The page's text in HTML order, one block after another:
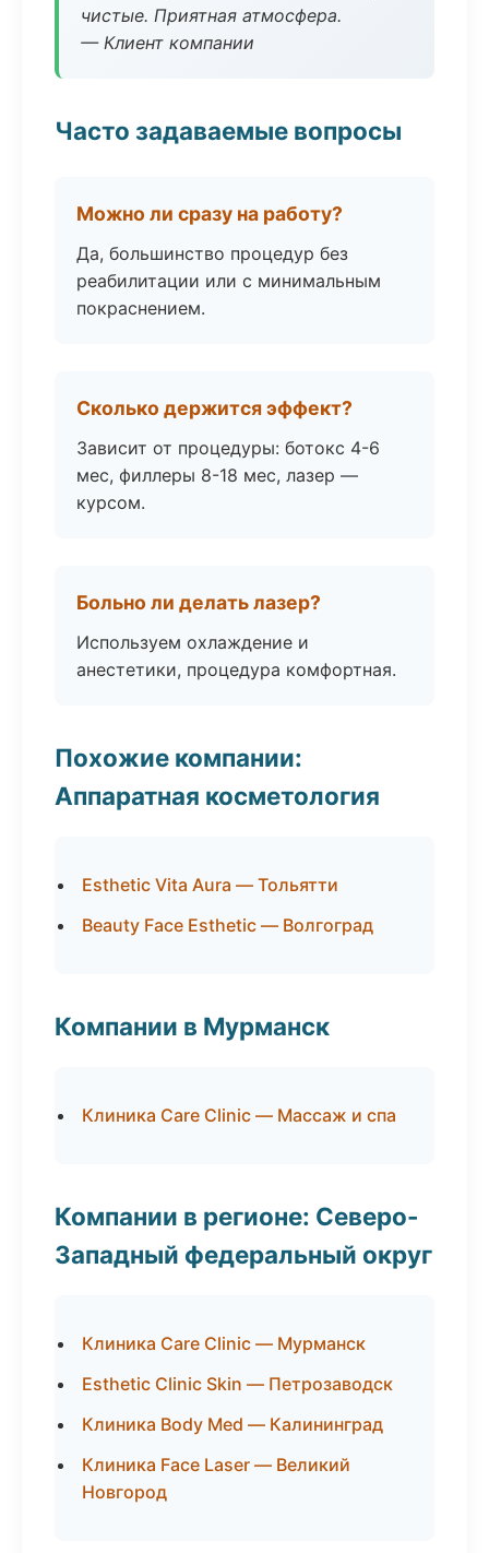
чистые. Приятная атмосфера.
— Клиент компании
Часто задаваемые вопросы
Можно ли сразу на работу?
Да, большинство процедур без
реабилитации или с минимальным
покраснением.
Сколько держится эффект?
Зависит от процедуры: ботокс 4-6
мес, филлеры 8-18 мес, лазер —
курсом.
Больно ли делать лазер?
Используем охлаждение и
анестетики, процедура комфортная.
Похожие компании:
Аппаратная косметология
Esthetic Vita Aura — Тольятти
Beauty Face Esthetic — Волгоград
Компании в Мурманск
Клиника Care Clinic — Массаж и спа
Компании в регионе: Северо-
Западный федеральный округ
Клиника Care Clinic — Мурманск
Esthetic Clinic Skin — Петрозаводск
Клиника Body Med — Калининград
Клиника Face Laser — Великий
Новгород